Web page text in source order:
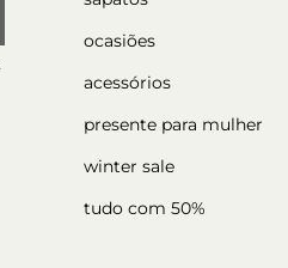
ocasiões
acessórios
presente para mulher
winter sale
tudo com 50%